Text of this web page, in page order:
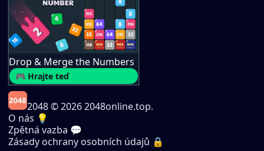
Drop & Merge the Numbers
🎮 Hrajte teď
2048© 2026 2048online.top.
O nás 💡
Zpětná vazba 💬
Zásady ochrany osobních údajů 🔒